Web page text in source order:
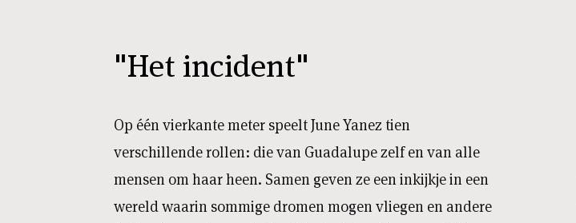
"Het incident"
Op één vierkante meter speelt June Yanez tien
verschillende rollen: die van Guadalupe zelf en van alle
mensen om haar heen. Samen geven ze een inkijkje in een
wereld waarin sommige dromen mogen vliegen en andere